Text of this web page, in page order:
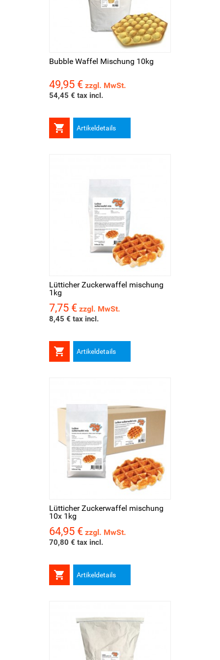
Bubble Waffel Mischung 10kg
Preis
49,95 € zzgl. MwSt.
54,45 € tax incl.
 Artikeldetails
Lütticher Zuckerwaffel mischung
1kg
Preis
7,75 € zzgl. MwSt.
8,45 € tax incl.
 Artikeldetails
Lütticher Zuckerwaffel mischung
10x 1kg
Preis
64,95 € zzgl. MwSt.
70,80 € tax incl.
 Artikeldetails